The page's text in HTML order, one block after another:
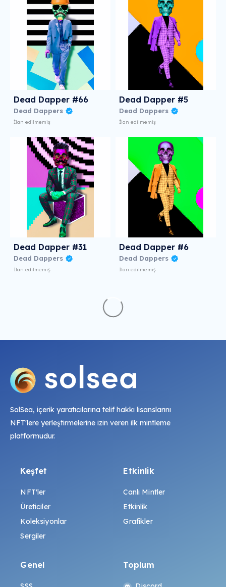
Dead Dapper #66
Dead Dappers
İlan edilmemiş
Dead Dapper #5
Dead Dappers
İlan edilmemiş
Dead Dapper #31
Dead Dappers
İlan edilmemiş
Dead Dapper #6
Dead Dappers
İlan edilmemiş
SolSea, içerik yaratıcılarına telif hakkı lisanslarını
NFT'lere yerleştirmelerine izin veren ilk mintleme
platformudur.
Keşfet
NFT'ler
Üreticiler
Koleksiyonlar
Sergiler
Etkinlik
Canlı Mintler
Etkinlik
Grafikler
Genel Toplum